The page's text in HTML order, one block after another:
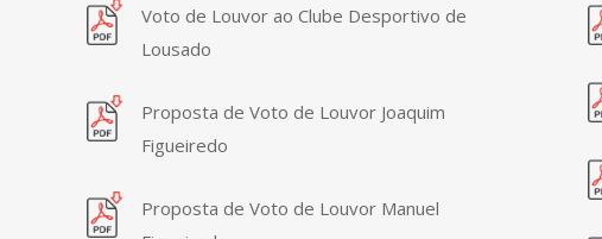
Voto de Louvor ao Clube Desportivo de
Lousado
Proposta de Voto de Louvor Joaquim
Figueiredo
Proposta de Voto de Louvor Manuel